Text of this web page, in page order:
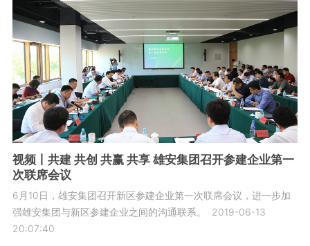
视频丨共建 共创 共赢 共享 雄安集团召开参建企业第一
次联席会议
6月10日，雄安集团召开新区参建企业第一次联席会议，进一步加
强雄安集团与新区参建企业之间的沟通联系。
2019-06-13
20:07:40